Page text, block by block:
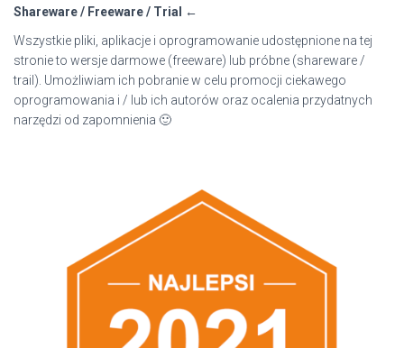
Shareware / Freeware / Trial ←
Wszystkie pliki, aplikacje i oprogramowanie udostępnione na tej
stronie to wersje darmowe (freeware) lub próbne (shareware /
trail). Umożliwiam ich pobranie w celu promocji ciekawego
oprogramowania i / lub ich autorów oraz ocalenia przydatnych
narzędzi od zapomnienia 🙂